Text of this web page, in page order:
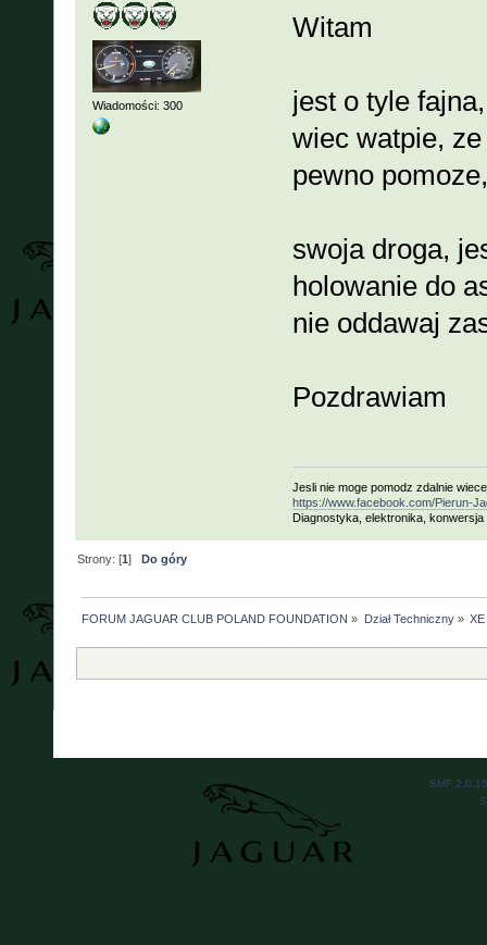
Wiadomości: 300
Witam
jest o tyle
wiec watpie,
pewno pomoze,
swoja droga,
holowanie do
nie oddawaj
Pozdrawiam
Jesli nie moge pomodz zdalnie
https://www.facebook.com/Pierun-
Diagnostyka, elektronika,
Strony: [1] Do góry
FORUM JAGUAR CLUB POLAND FOUNDATION » Dział Techniczny»
SMF 2.0.15